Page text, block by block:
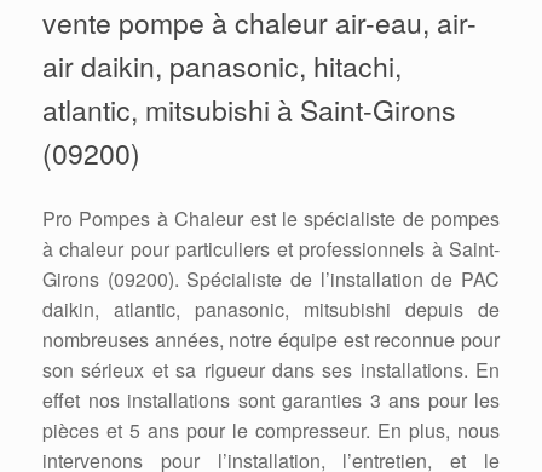
vente pompe à chaleur air-eau, air-
air daikin, panasonic, hitachi,
atlantic, mitsubishi à Saint-Girons
(09200)
Pro Pompes à Chaleur est le spécialiste de pompes
à chaleur pour particuliers et professionnels à Saint-
Girons (09200). Spécialiste de l’installation de PAC
daikin, atlantic, panasonic, mitsubishi depuis de
nombreuses années, notre équipe est reconnue pour
son sérieux et sa rigueur dans ses installations. En
effet nos installations sont garanties 3 ans pour les
pièces et 5 ans pour le compresseur. En plus, nous
intervenons pour l’installation, l’entretien, et le